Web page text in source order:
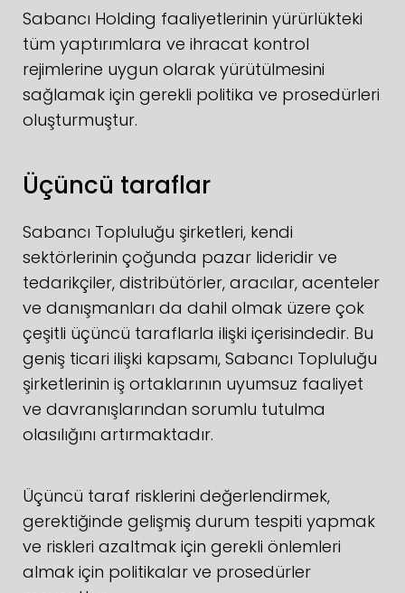
Sabancı Holding faaliyetlerinin yürürlükteki
tüm yaptırımlara ve ihracat kontrol
rejimlerine uygun olarak yürütülmesini
sağlamak için gerekli politika ve prosedürleri
oluşturmuştur.
Üçüncü taraflar
Sabancı Topluluğu şirketleri, kendi
sektörlerinin çoğunda pazar lideridir ve
tedarikçiler, distribütörler, aracılar, acenteler
ve danışmanları da dahil olmak üzere çok
çeşitli üçüncü taraflarla ilişki içerisindedir. Bu
geniş ticari ilişki kapsamı, Sabancı Topluluğu
şirketlerinin iş ortaklarının uyumsuz faaliyet
ve davranışlarından sorumlu tutulma
olasılığını artırmaktadır.
Üçüncü taraf risklerini değerlendirmek,
gerektiğinde gelişmiş durum tespiti yapmak
ve riskleri azaltmak için gerekli önlemleri
almak için politikalar ve prosedürler